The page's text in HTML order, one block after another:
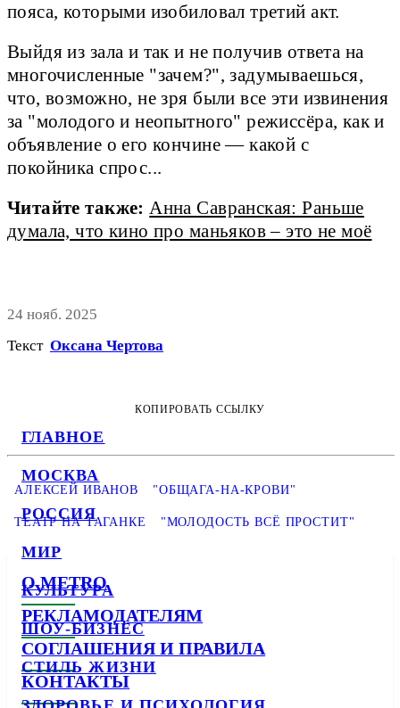
ГЛАВНОЕ
МОСКВА
РОССИЯ
МИР
КУЛЬТУРА
ШОУ-БИЗНЕС
СТИЛЬ ЖИЗНИ
пояса, которыми изобиловал третий акт.
Выйдя из зала и так и не получив ответа на
многочисленные "зачем?", задумываешься,
что, возможно, не зря были все эти извинения
за "молодого и неопытного" режиссёра, как и
объявление о его кончине — какой с
покойника спрос...
Читайте также: Анна Савранская: Раньше
думала, что кино про маньяков – это не моё
24 нояб. 2025
Текст Оксана Чертова
КОПИРОВАТЬ ССЫЛКУ
АЛЕКСЕЙ ИВАНОВ "ОБЩАГА-НА-КРОВИ"
ТЕАТР НА ТАГАНКЕ "МОЛОДОСТЬ ВСЁ ПРОСТИТ"
О METRO
РЕКЛАМОДАТЕЛЯМ
СОГЛАШЕНИЯ И ПРАВИЛА
КОНТАКТЫ